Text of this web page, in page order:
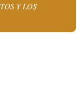
Y LOS